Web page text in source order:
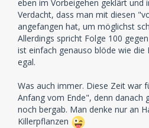
eben im Vorbeigehen geklärt und
Verdacht, dass man mit diesen
angefangen hat, um möglichst
Allerdings spricht Folge 100
ist einfach genauso blöde wie die
egal.
Was auch immer. Diese Zeit war
Anfang vom Ende", denn danach
noch bergab. Man denke nur an
Killerpflanzen